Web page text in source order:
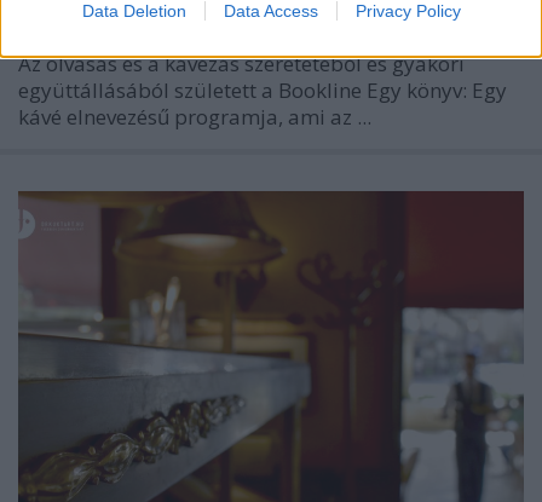
Data Deletion Data Access Privacy Policy
Az olvasás és a kávézás szeretetéből és gyakori
együttállásából született a Bookline Egy könyv: Egy
kávé elnevezésű programja, ami az ...